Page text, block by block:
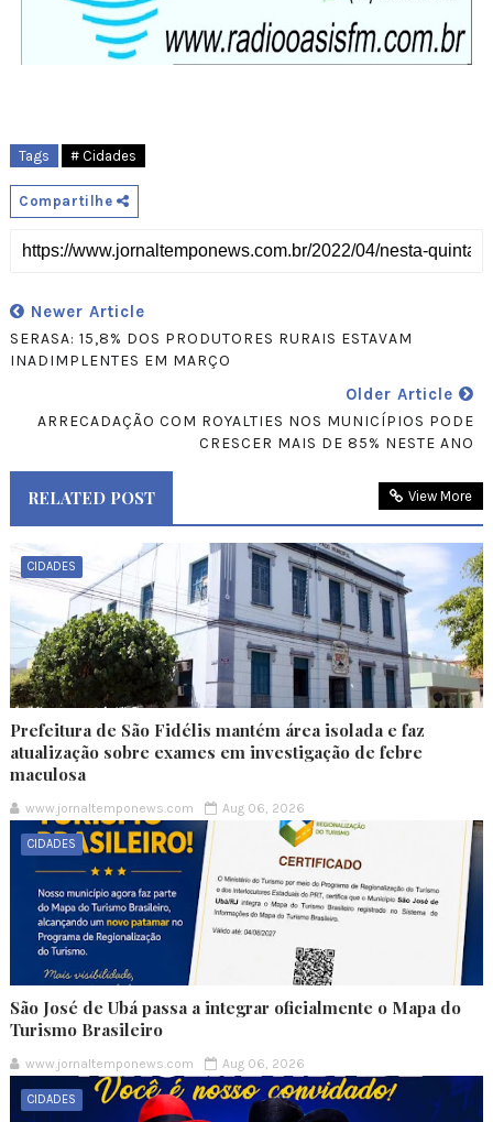
Tags # Cidades
Compartilhe
Newer Article
SERASA: 15,8% DOS PRODUTORES RURAIS ESTAVAM
INADIMPLENTES EM MARÇO
Older Article
ARRECADAÇÃO COM ROYALTIES NOS MUNICÍPIOS PODE
CRESCER MAIS DE 85% NESTE ANO
RELATED POST View More
CIDADES
Prefeitura de São Fidélis mantém área isolada e faz
atualização sobre exames em investigação de febre
maculosa
www.jornaltemponews.com Aug 06, 2026
CIDADES
São José de Ubá passa a integrar oficialmente o Mapa do
Turismo Brasileiro
www.jornaltemponews.com Aug 06, 2026
CIDADES